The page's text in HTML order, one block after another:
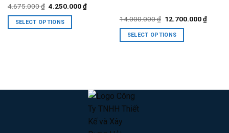
4.675.000₫ Original
was:
4.675.000 ₫.
4.250.000₫Current
price
SELECT OPTIONS 14.000.000₫ Original
was:
14.000.000 ₫.
12.700.000₫Current
price
SELECT OPTIONS
variants.
The
options
may